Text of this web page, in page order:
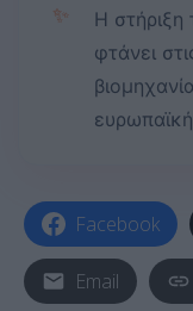
✨
Η στήριξη
φτάνει
Facebook
Email